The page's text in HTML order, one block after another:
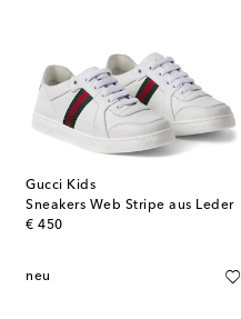
Gucci Kids
Sneakers Web Stripe aus Leder
€ 450
original price
neu